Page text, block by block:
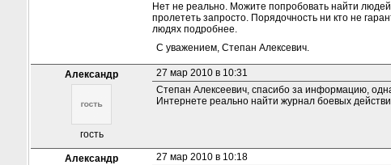
Нет не реально. Можите попробовать найти
пролететь запросто. Порядочность ни кто не
людях подробнее.
С уважением, Степан Алексевич.
Александр
гость
27 мар 2010 в 10:31
Степан Алексеевич, спасибо за информацию,
Интернете реально найти журнал боевых
Александр 27 мар 2010 в 10:18